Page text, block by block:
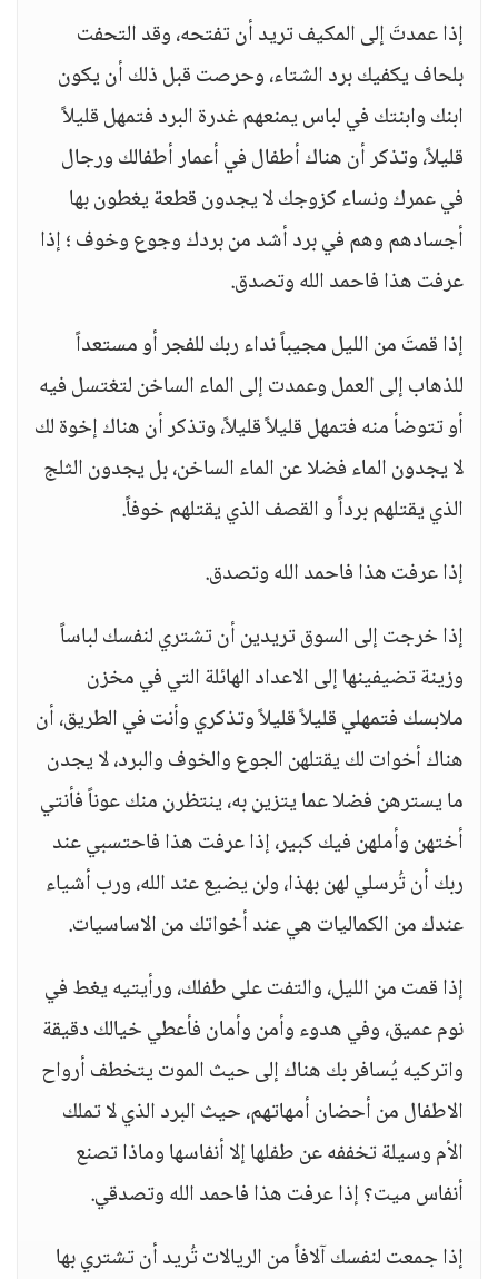
إذا عمدتَ إلى المكيف تريد أن تفتحه، وقد التحفت
بلحاف يكفيك برد الشتاء، وحرصت قبل ذلك أن يكون
ابنك وابنتك في لباس يمنعهم غدرة البرد فتمهل قليلاً
قليلاً، وتذكر أن هناك أطفال في أعمار أطفالك ورجال
في عمرك ونساء كزوجك لا يجدون قطعة يغطون بها
أجسادهم وهم في برد أشد من بردك وجوع وخوف ؛ إذا
عرفت هذا فاحمد الله وتصدق.
إذا قمتَ من الليل مجيباً نداء ربك للفجر أو مستعداً
للذهاب إلى العمل وعمدت إلى الماء الساخن لتغتسل فيه
أو تتوضأ منه فتمهل قليلاً قليلاً، وتذكر أن هناك إخوة لك
لا يجدون الماء فضلا عن الماء الساخن، بل يجدون الثلج
الذي يقتلهم برداً و القصف الذي يقتلهم خوفاً.
إذا عرفت هذا فاحمد الله وتصدق.
إذا خرجت إلى السوق تريدين أن تشتري لنفسك لباساً
وزينة تضيفينها إلى الاعداد الهائلة التي في مخزن
ملابسك فتمهلي قليلاً قليلاً وتذكري وأنت في الطريق، أن
هناك أخوات لك يقتلهن الجوع والخوف والبرد، لا يجدن
ما يسترهن فضلا عما يتزين به، ينتظرن منك عوناً فأنتي
أختهن وأملهن فيك كبير، إذا عرفت هذا فاحتسبي عند
ربك أن تُرسلي لهن بهذا، ولن يضيع عند الله، ورب أشياء
عندك من الكماليات هي عند أخواتك من الاساسيات.
إذا قمت من الليل، والتفت على طفلك، ورأيتيه يغط في
نوم عميق، وفي هدوء وأمن وأمان فأعطي خيالك دقيقة
واتركيه يُسافر بك هناك إلى حيث الموت يتخطف أرواح
الاطفال من أحضان أمهاتهم، حيث البرد الذي لا تملك
الأم وسيلة تخففه عن طفلها إلا أنفاسها وماذا تصنع
أنفاس ميت؟ إذا عرفت هذا فاحمد الله وتصدقي.
إذا جمعت لنفسك آلافاً من الريالات تُريد أن تشتري بها